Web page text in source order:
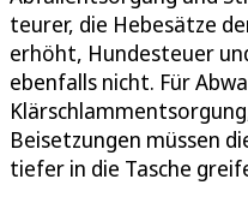
teurer, die Hebesätze
erhöht, Hundesteuer
ebenfalls nicht. Für
Beisetzungen müssen
tiefer in die Tasche